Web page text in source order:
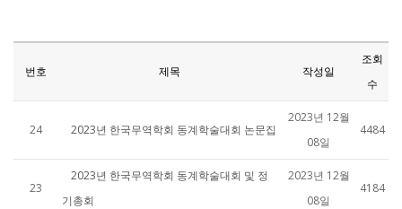
번호 제목 작성일
조회
수
24 2023년 한국무역학회 동계학술대회 논문집
2023년 12월
08일
4484
23
2023년 한국무역학회 동계학술대회 및 정
기총회
2023년 12월
08일
4184